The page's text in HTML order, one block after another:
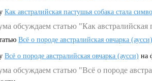
Как австралийская пастушья собака стала
обсуждаем статью "Как
Всё о породе австралийская овчарка (аусси)
Всё о породе австралийская овчарка (аусси) на
обсуждаем статью "Всё о породе